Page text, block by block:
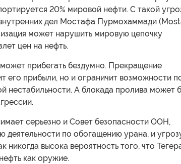
20% мировой нефти. С такой
дел Мостафа Пурмохаммади
может нарушить мировую цепочку
цен на нефть.
прибегать бездумно. Прекращение
его прибыли, но и ограничит возможности
нестабильности. А блокада пролива может
серьезно и Совет безопасности ООН,
деятельности по обогащению урана, и
никогда высока вероятность того, что
как оружие.